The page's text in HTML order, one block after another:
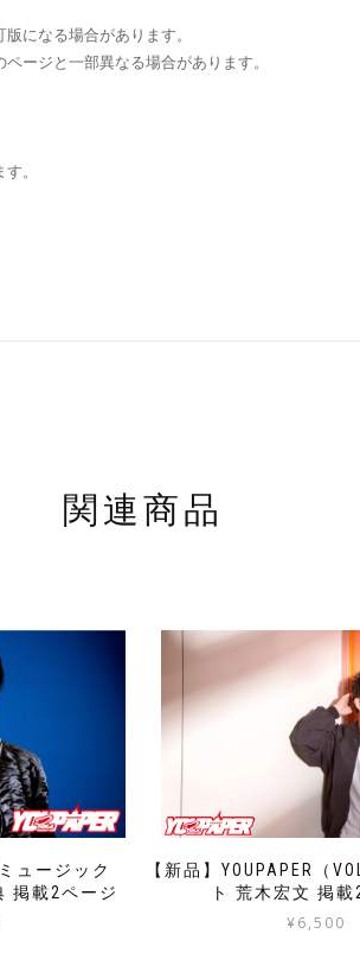
になる場合があります。
ージと一部異なる場合があります。
。
関連商品
ュージック
掲載2ページ
【新品】YOUPAPER（
ト 荒木宏文 掲載
¥6,500